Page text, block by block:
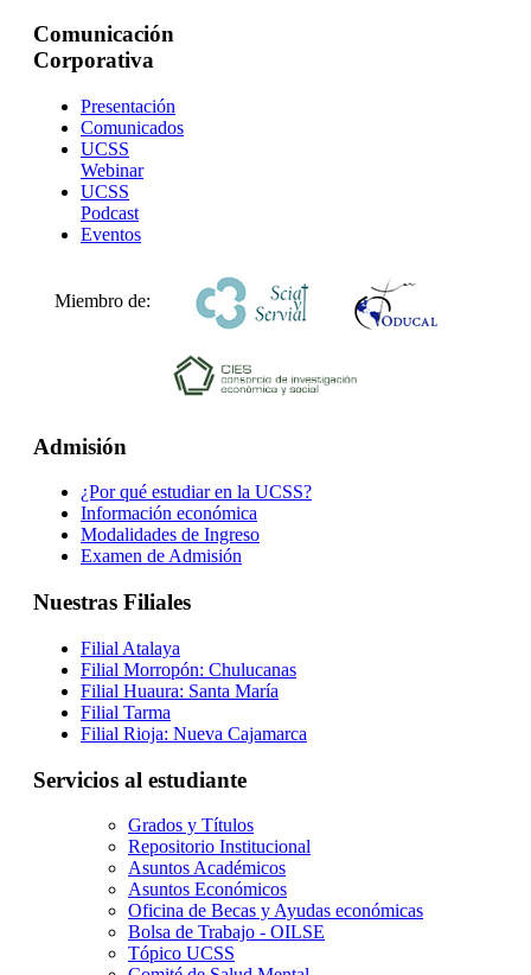
Comunicación
Corporativa
Presentación
Comunicados
UCSS
Webinar
UCSS
Podcast
Eventos
Miembro de:
Admisión
¿Por qué estudiar en la UCSS?
Información económica
Modalidades de Ingreso
Examen de Admisión
Nuestras Filiales
Filial Atalaya
Filial Morropón: Chulucanas
Filial Huaura: Santa María
Filial Tarma
Filial Rioja: Nueva Cajamarca
Servicios al estudiante
Grados y Títulos
Repositorio Institucional
Asuntos Académicos
Asuntos Económicos
Oficina de Becas y Ayudas económicas
Bolsa de Trabajo - OILSE
Tópico UCSS